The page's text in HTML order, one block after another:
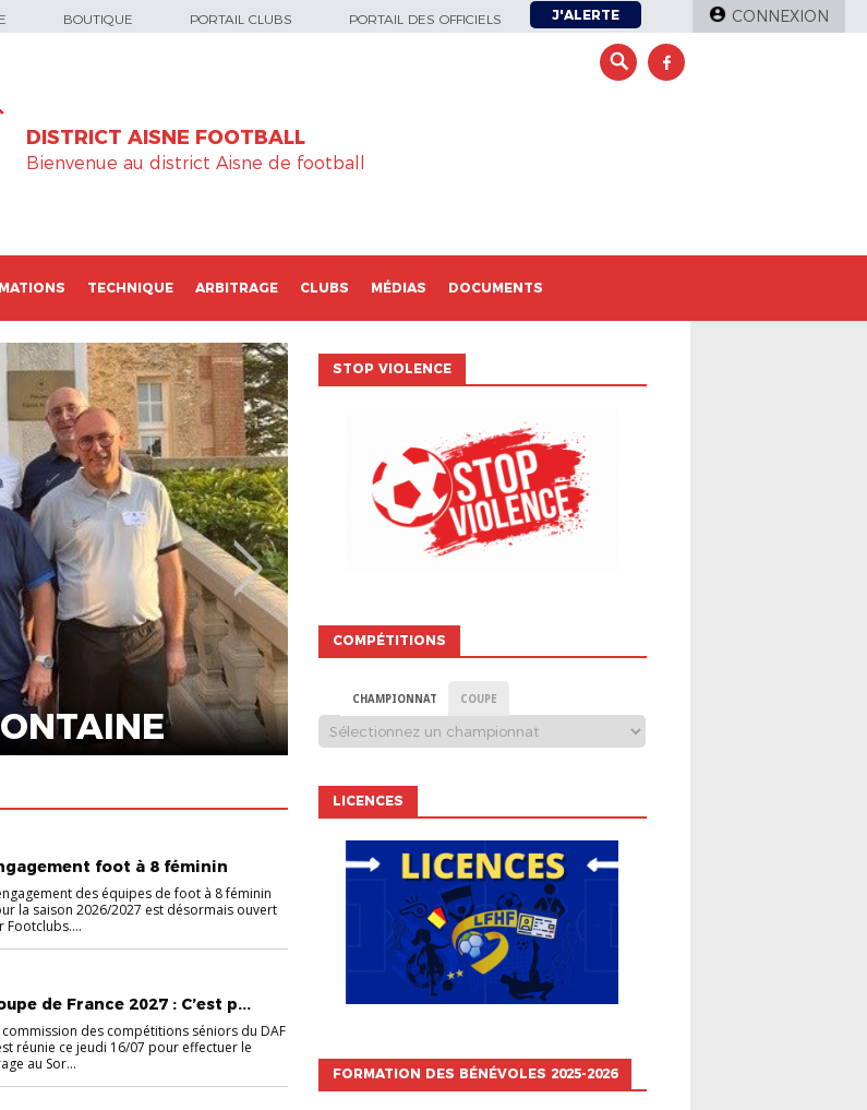
BOUTIQUE PORTAIL CLUBS PORTAIL DES OFFICIELS J'ALERTE CONNEXION
DISTRICT AISNE FOOTBALL
Bienvenue au district Aisne de football
TECHNIQUE ARBITRAGE CLUBS MÉDIAS DOCUMENTS
DISTRICT ! ENGAGEMENT FOOT À 8
foot à 8 féminin
des équipes de foot à 8 féminin
la saison 2026/2027 est désormais ouvert
Footclubs....
de France 2027 : C’est p...
commission des compétitions séniors du DAF
réunie ce jeudi 16/07 pour effectuer le
au Sor...
STOP VIOLENCE
COMPÉTITIONS
CHAMPIONNAT COUPE
LICENCES
FORMATION DES BÉNÉVOLES 2025-2026